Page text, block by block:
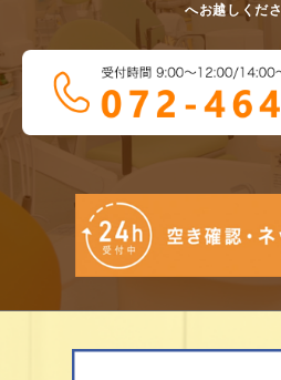
へお越しくださ